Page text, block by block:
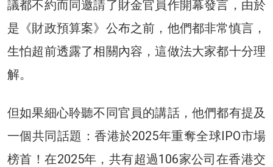
議都不約而同邀請了財金官員作開幕發言，由於
是《財政預算案》公布之前，他們都非常慎言，
生怕超前透露了相關內容，這做法大家都十分理
解。
但如果細心聆聽不同官員的講話，他們都有提及
一個共同話題：香港於2025年重奪全球IPO市場
榜首！在2025年，共有超過106家公司在香港交